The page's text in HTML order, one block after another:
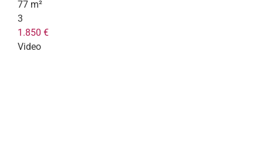
77 m²
3
1.850 €
Video